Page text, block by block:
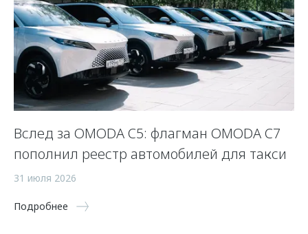
Вслед за OMODA C5: флагман OMODA C7
пополнил реестр автомобилей для такси
31 июля 2026
Подробнее